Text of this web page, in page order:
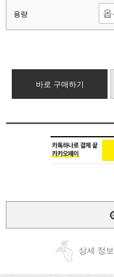
용량
바로 구매하기
상세 정